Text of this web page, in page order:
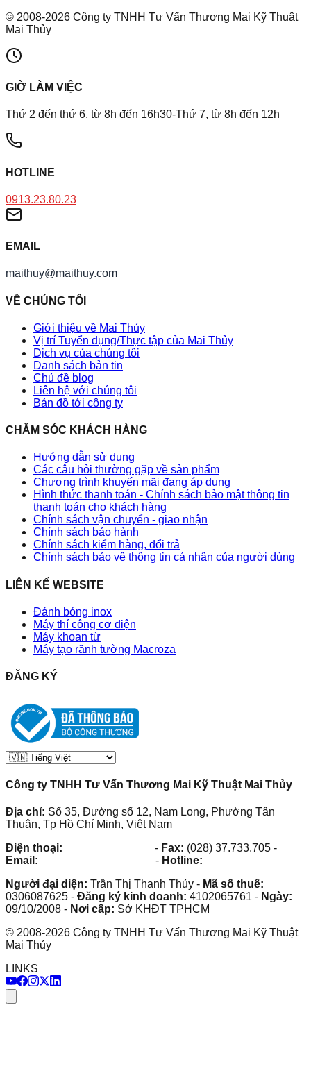
© 2008-2026 Công ty TNHH Tư Vấn Thương Mai Kỹ Thuật
Mai Thủy
GIỜ LÀM VIỆC
Thứ 2 đến thứ 6, từ 8h đến 16h30-Thứ 7, từ 8h đến 12h
HOTLINE
0913.23.80.23
EMAIL
maithuy@maithuy.com
VỀ CHÚNG TÔI
Giới thiệu về Mai Thủy
Vị trí Tuyển dụng/Thực tập của Mai Thủy
Dịch vụ của chúng tôi
Danh sách bản tin
Chủ đề blog
Liên hệ với chúng tôi
Bản đồ tới công ty
CHĂM SÓC KHÁCH HÀNG
Hướng dẫn sử dụng
Các câu hỏi thường gặp về sản phẩm
Chương trình khuyến mãi đang áp dụng
Hình thức thanh toán - Chính sách bảo mật thông tin
thanh toán cho khách hàng
Chính sách vận chuyển - giao nhận
Chính sách bảo hành
Chính sách kiểm hàng, đổi trả
Chính sách bảo vệ thông tin cá nhân của người dùng
LIÊN KẾ WEBSITE
Đánh bóng inox
Máy thí công cơ điện
Máy khoan từ
Máy tạo rãnh tường Macroza
ĐĂNG KÝ
Công ty TNHH Tư Vấn Thương Mai Kỹ Thuật Mai Thủy
Địa chỉ: Số 35, Đường số 12, Nam Long, Phường Tân
Thuận, Tp Hồ Chí Minh, Việt Nam
Điện thoại:
- Fax: (028) 37.733.705 -
Email:
- Hotline:
Người đại diện: Trần Thị Thanh Thủy - Mã số thuế:
0306087625 - Đăng ký kinh doanh: 4102065761 - Ngày:
09/10/2008 - Nơi cấp: Sở KHĐT TPHCM
© 2008-2026 Công ty TNHH Tư Vấn Thương Mai Kỹ Thuật
Mai Thủy
LINKS